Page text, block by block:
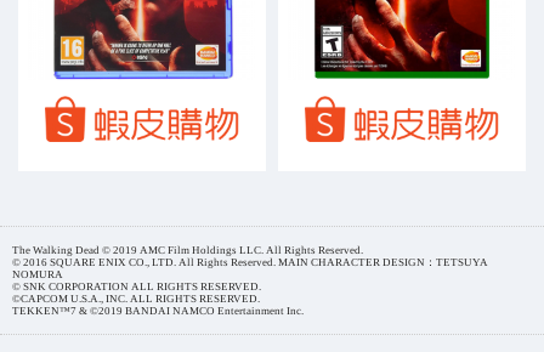
The Walking Dead © 2019 AMC Film Holdings LLC. All Rights Reserved.
© 2016 SQUARE ENIX CO., LTD. All Rights Reserved. MAIN CHARACTER DESIGN：TETSUYA
NOMURA
© SNK CORPORATION ALL RIGHTS RESERVED.
©CAPCOM U.S.A., INC. ALL RIGHTS RESERVED.
TEKKEN™7 & ©2019 BANDAI NAMCO Entertainment Inc.